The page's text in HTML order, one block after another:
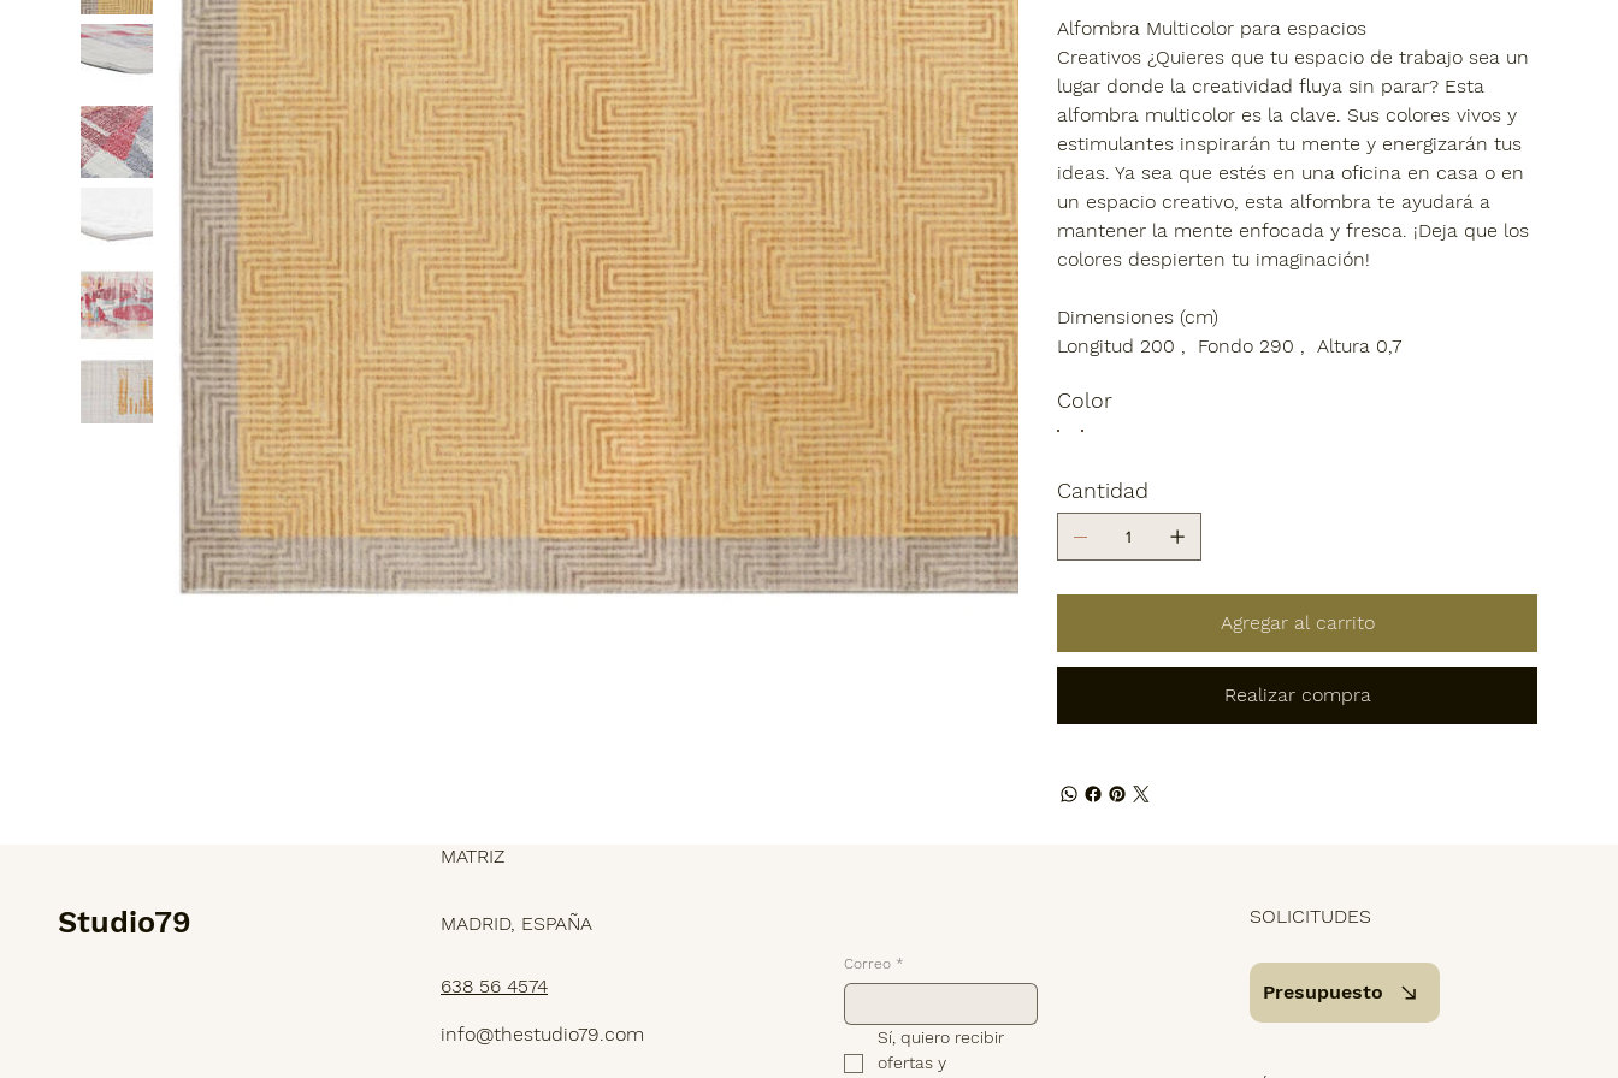
Alfombra Multicolor para espacios
Creativos¿Quieres que tu espacio de trabajo sea un
lugar donde la creatividad fluya sin parar? Esta
alfombra multicolor es la clave. Sus colores vivos y
estimulantes inspirarán tu mente y energizarán tus
ideas. Ya sea que estés en una oficina en casa o en
un espacio creativo, esta alfombra te ayudará a
mantener la mente enfocada y fresca. ¡Deja que los
colores despierten tu imaginación!
Dimensiones (cm)
Longitud 200 , Fondo290 , Altura0,7
Color
Cantidad
Agregar al carrito
Realizar compra
Studio79
MATRIZ
MADRID, ESPAÑA
638 56 4574
info@thestudio79.com
Correo *
Sí, quiero recibir
ofertas y
SOLICITUDES
Presupuesto